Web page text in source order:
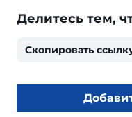
Делитесь тем,
Скопировать